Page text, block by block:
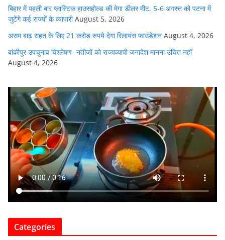
बिहार में पहली बार प्लास्टिक हाउसहोल्ड की मेगा डीलर मीट, 5-6 अगस्त को पटना में
जुटेंगे कई राज्यों के व्यापारी August 5, 2026
असम बाढ़ राहत के लिए 21 करोड़ रुपये देगा रिलायंस फाउंडेशन August 4, 2026
बांकीपुर उपचुनाव विश्लेषण- नतीजों को राज्यव्यापी जनादेश मानना उचित नहीं
August 4, 2026
Categories